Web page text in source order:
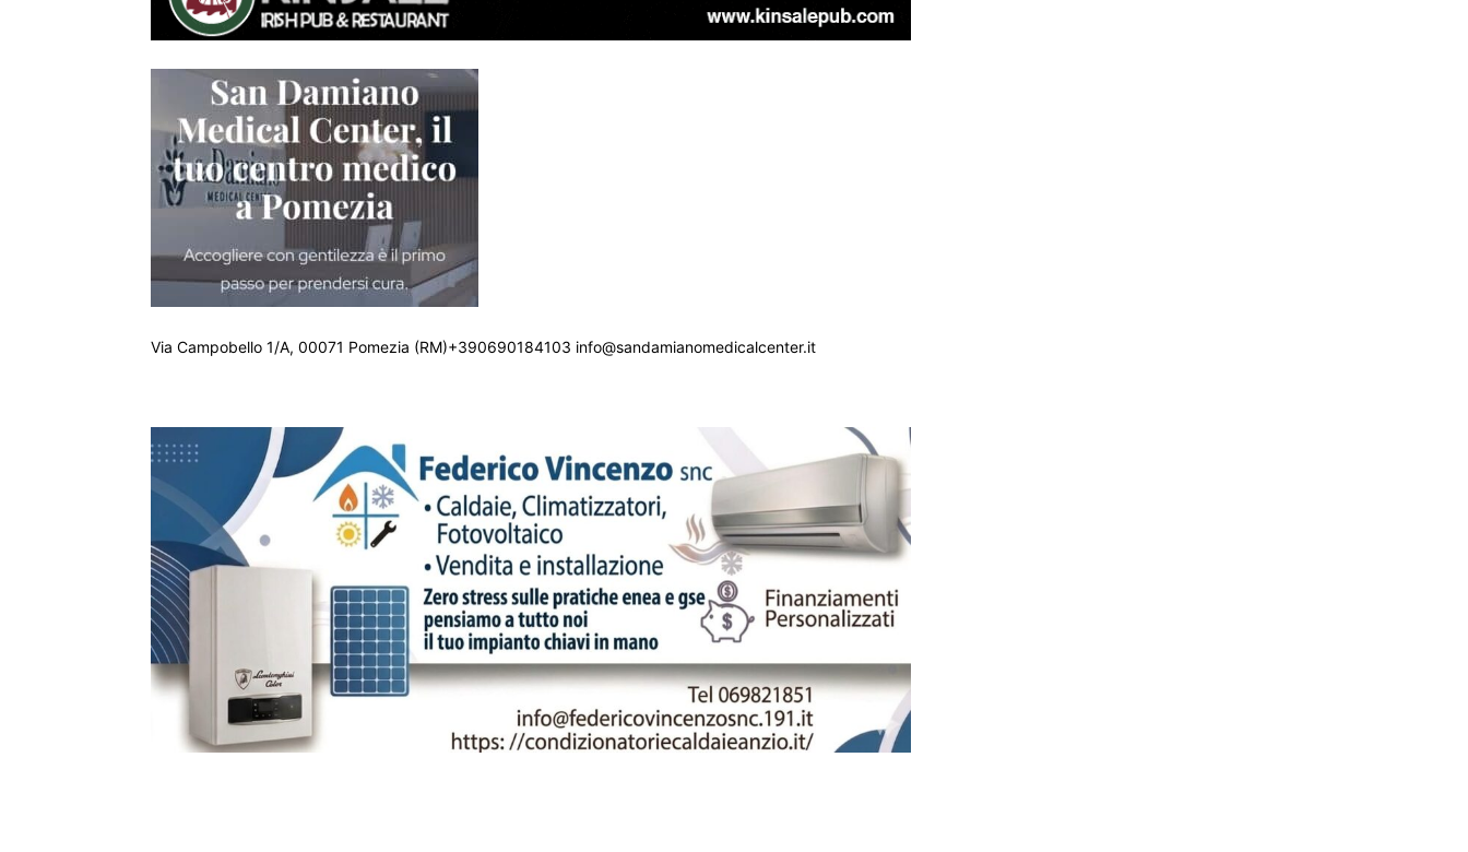
Via Campobello 1/A, 00071 Pomezia (RM)+390690184103 info@sandamianomedicalcenter.it